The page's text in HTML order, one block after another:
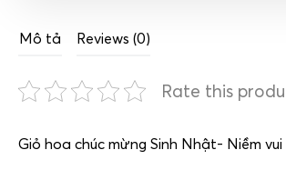
Mô tả Reviews (0)
Rate this
Giỏ hoa chúc mừng Sinh Nhật- Niềm vui